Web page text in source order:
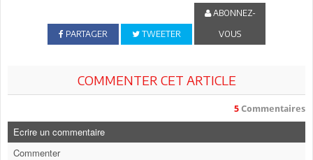
PARTAGER TWEETER
ABONNEZ-
VOUS
COMMENTER CET ARTICLE
5 Commentaires
Ecrire un commentaire
Commenter